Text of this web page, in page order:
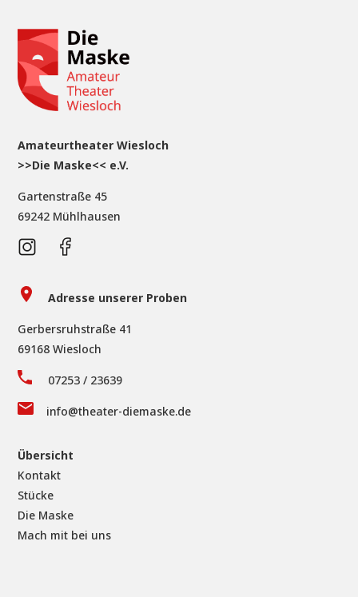
Amateurtheater Wiesloch
>>Die Maske<< e.V.
Gartenstraße 45
69242 Mühlhausen
Adresse unserer Proben
Gerbersruhstraße 41
69168 Wiesloch
07253 / 23639
info@theater-diemaske.de
Übersicht
Kontakt
Stücke
Die Maske
Mach mit bei uns